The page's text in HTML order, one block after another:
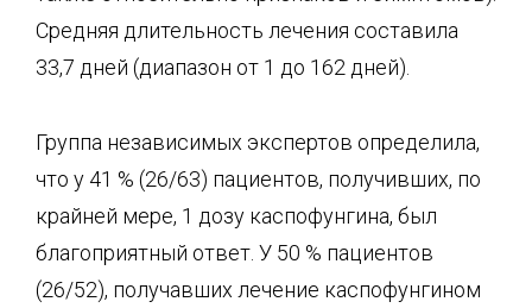
Средняя длительность лечения составила
33,7 дней (диапазон от 1 до 162 дней).
Группа независимых экспертов определила,
что у 41 % (26/63) пациентов, получивших, по
крайней мере, 1 дозу каспофунгина, был
благоприятный ответ. У 50 % пациентов
(26/52), получавших лечение каспофунгином